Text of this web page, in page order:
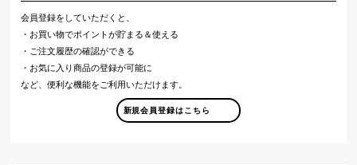
会員登録をしていただくと、
・お買い物でポイントが貯まる＆使える
・ご注文履歴の確認ができる
・お気に入り商品の登録が可能に
など、便利な機能をご利用いただけます。
新規会員登録はこちら